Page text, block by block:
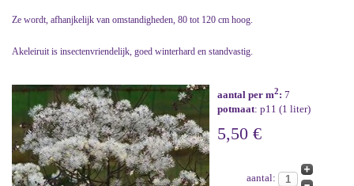
Ze wordt, afhanjkelijk van omstandigheden, 80 tot 120 cm hoog.
Akeleiruit is insectenvriendelijk, goed winterhard en standvastig.
aantal per m2: 7
potmaat: p11 (1 liter)
5,50 €
aantal: